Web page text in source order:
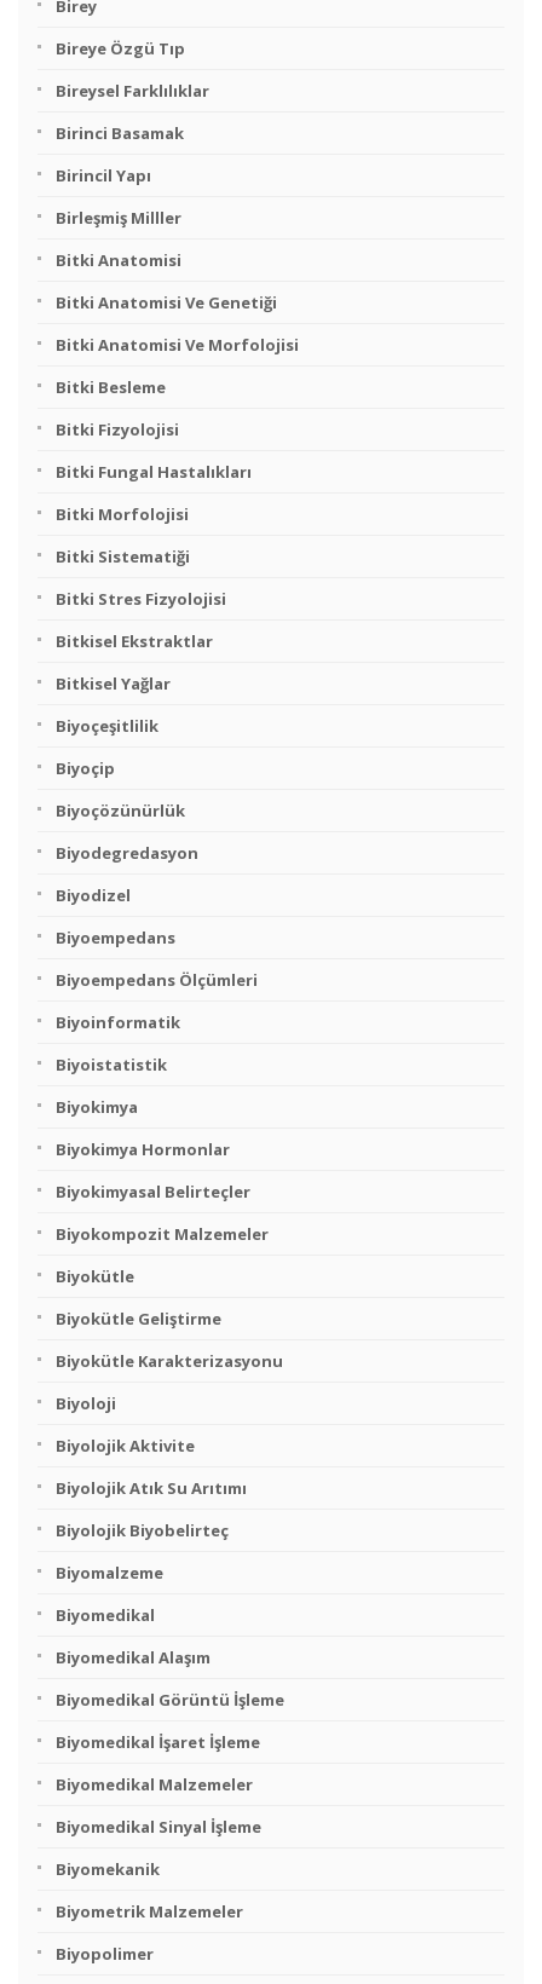
Birey
Bireye Özgü Tıp
Bireysel Farklılıklar
Birinci Basamak
Birincil Yapı
Birleşmiş Milller
Bitki Anatomisi
Bitki Anatomisi Ve Genetiği
Bitki Anatomisi Ve Morfolojisi
Bitki Besleme
Bitki Fizyolojisi
Bitki Fungal Hastalıkları
Bitki Morfolojisi
Bitki Sistematiği
Bitki Stres Fizyolojisi
Bitkisel Ekstraktlar
Bitkisel Yağlar
Biyoçeşitlilik
Biyoçip
Biyoçözünürlük
Biyodegredasyon
Biyodizel
Biyoempedans
Biyoempedans Ölçümleri
Biyoinformatik
Biyoistatistik
Biyokimya
Biyokimya Hormonlar
Biyokimyasal Belirteçler
Biyokompozit Malzemeler
Biyokütle
Biyokütle Geliştirme
Biyokütle Karakterizasyonu
Biyoloji
Biyolojik Aktivite
Biyolojik Atık Su Arıtımı
Biyolojik Biyobelirteç
Biyomalzeme
Biyomedikal
Biyomedikal Alaşım
Biyomedikal Görüntü İşleme
Biyomedikal İşaret İşleme
Biyomedikal Malzemeler
Biyomedikal Sinyal İşleme
Biyomekanik
Biyometrik Malzemeler
Biyopolimer